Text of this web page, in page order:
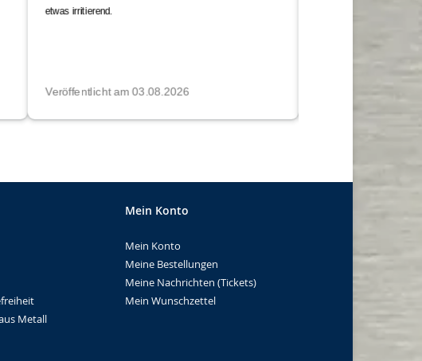
Metall
Mein Konto
Mein Konto
Meine Bestellungen
Meine Nachrichten (Tickets)
Mein Wunschzettel